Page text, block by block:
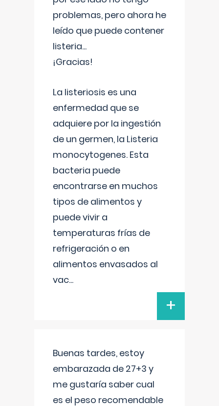
problemas, pero ahora he
leído que puede contener
listeria...
¡Gracias!
La listeriosis es una
enfermedad que se
adquiere por la ingestión
de un germen, la Listeria
monocytogenes. Esta
bacteria puede
encontrarse en muchos
tipos de alimentos y
puede vivir a
temperaturas frías de
refrigeración o en
alimentos envasados al
vac...
+
Buenas tardes, estoy
embarazada de 27+3 y
me gustaría saber cual
es el peso recomendable